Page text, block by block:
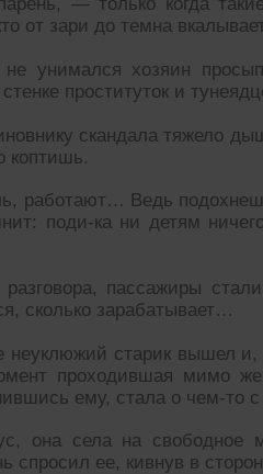
— только когда
от зари до темна
унимался хозяин
проституток и
скандала тяжело
коптишь.
работают… Ведь
поди-ка ни детям
пассажиры
сколько зарабатывает…
старик вышел и,
проходившая мимо
ему, стала о чем-то
она села на свободное
спросил ее, кивнув в